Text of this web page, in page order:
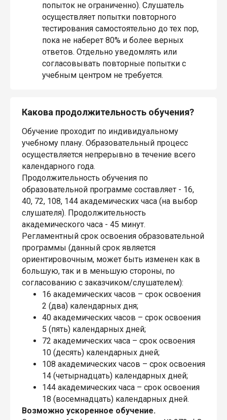
попыток не ограниченно). Слушатель
осуществляет попытки повторного
тестирования самостоятельно до тех пор,
пока не наберет 80% и более верных
ответов. Отдельно уведомлять или
согласовывать повторные попытки с
учебным центром не требуется.
Какова продолжительность обучения?
Обучение проходит по индивидуальному
учебному плану. Образовательный процесс
осуществляется непрерывно в течение всего
календарного года.
Продолжительность обучения по
образовательной программе составляет - 16,
40, 72, 108, 144 академических часа (на выбор
слушателя). Продолжительность
академического часа - 45 минут.
Регламентный срок освоения образовательной
программы (данный срок является
ориентировочным, может быть изменен как в
большую, так и в меньшую стороны, по
согласованию с заказчиком/слушателем):
16 академических часов – срок освоения
2 (два) календарных дня;
40 академических часов – срок освоения
5 (пять) календарных дней;
72 академических часа – срок освоения
10 (десять) календарных дней;
108 академических часов – срок освоения
14 (четырнадцать) календарных дней;
144 академических часа – срок освоения
18 (восемнадцать) календарных дней.
Возможно ускоренное обучение.